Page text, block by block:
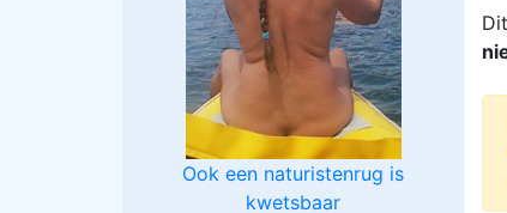
Ook een naturistenrug is
kwetsbaar